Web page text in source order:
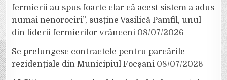
fermierii au spus foarte clar că acest sistem a adus
numai nenorociri”, susține Vasilică Pamfil, unul
din liderii fermierilor vrânceni 08/07/2026
Se prelungesc contractele pentru parcările
rezidențiale din Municipiul Focșani 08/07/2026